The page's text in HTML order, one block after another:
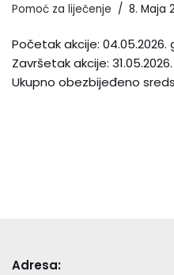
Pomoć za liječenje 8. Maja
Početak akcije: 04.05.2026.
Završetak akcije:
Ukupno obezbijeđeno
Adresa: